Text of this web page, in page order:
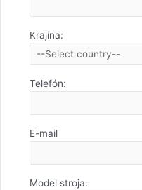
Krajina:
Telefón:
E-mail
Model stroja: